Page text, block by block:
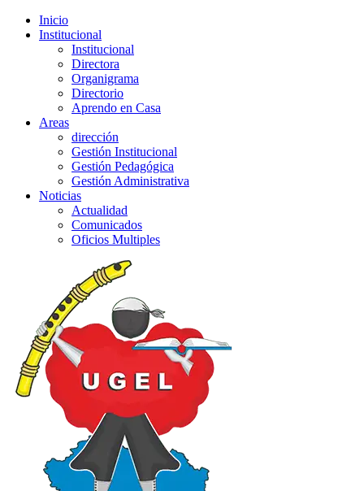
Inicio
Institucional
Institucional
Directora
Organigrama
Directorio
Aprendo en Casa
Areas
dirección
Gestión Institucional
Gestión Pedagógica
Gestión Administrativa
Noticias
Actualidad
Comunicados
Oficios Multiples